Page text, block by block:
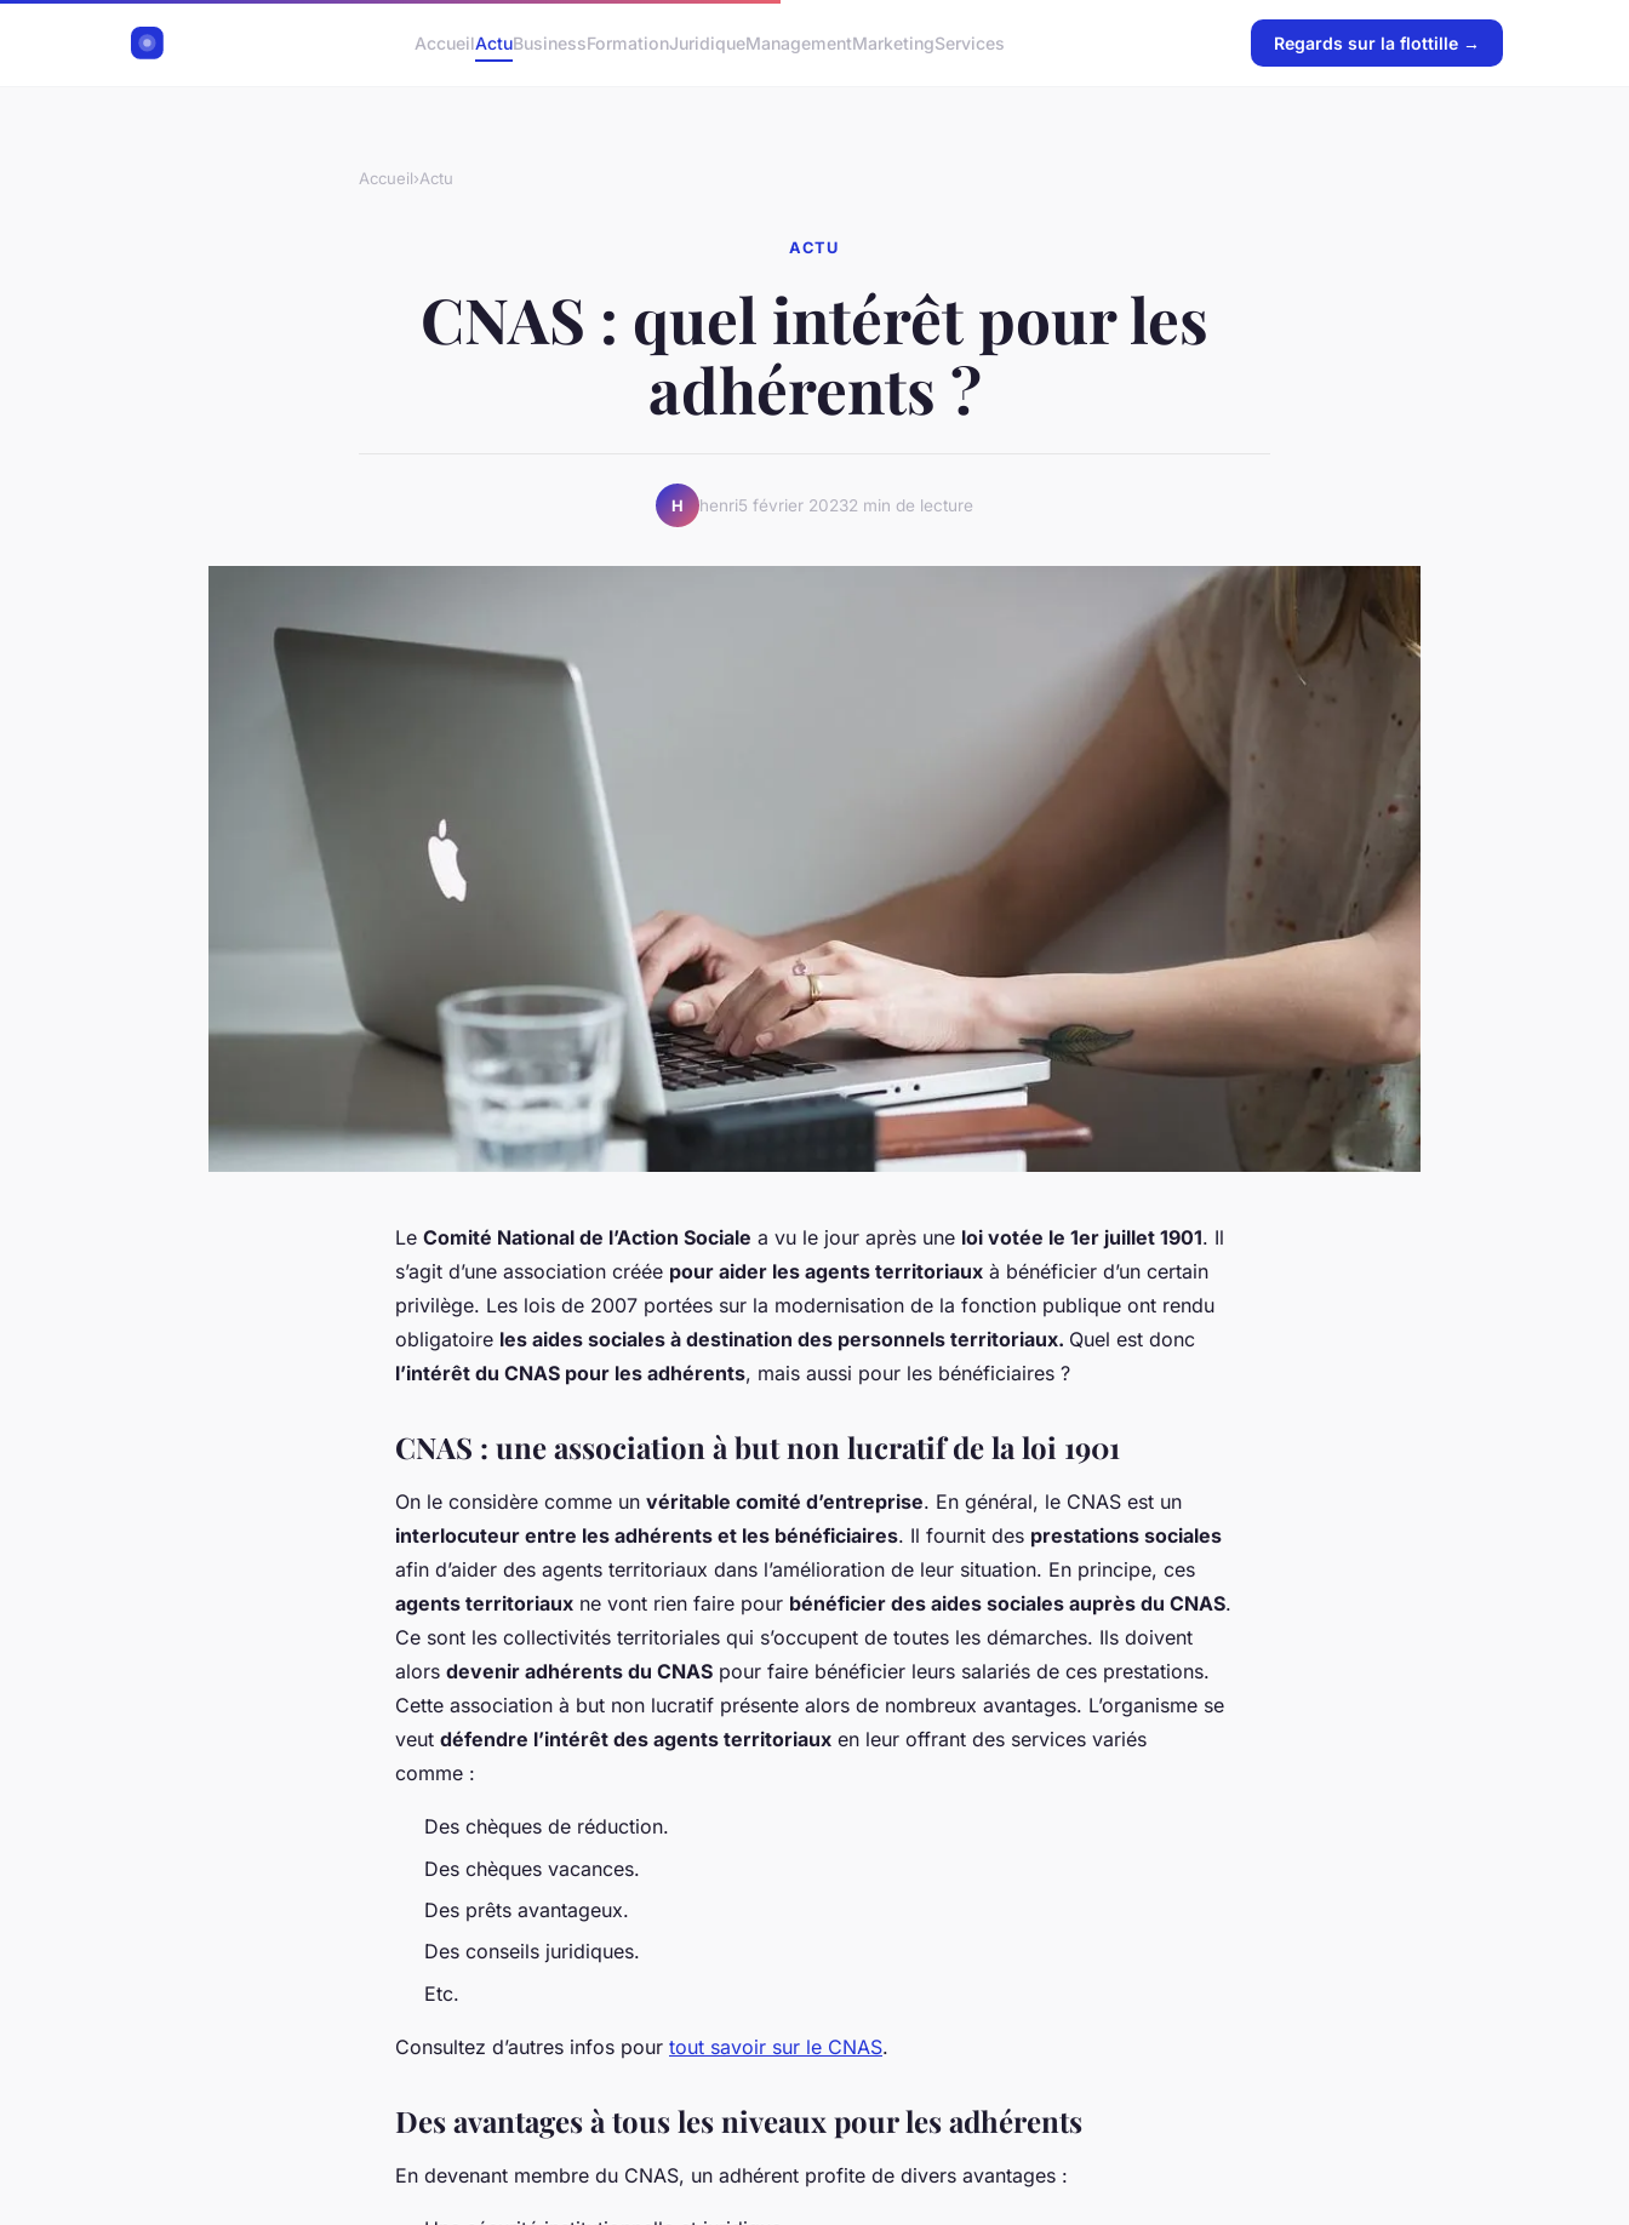
AccueilActuBusinessFormationJuridiqueManagementMarketingServices Regards sur la flottille →
Accueil›Actu
ACTU
CNAS : quel intérêt pour les
adhérents ?
H henri5 février 20232 min de lecture
Le Comité National de l’Action Sociale a vu le jour après une loi votée le 1er juillet 1901. Il
s’agit d’une association créée pour aider les agents territoriaux à bénéficier d’un certain
privilège. Les lois de 2007 portées sur la modernisation de la fonction publique ont rendu
obligatoire les aides sociales à destination des personnels territoriaux. Quel est donc
l’intérêt du CNAS pour les adhérents, mais aussi pour les bénéficiaires ?
CNAS : une association à but non lucratif de la loi 1901
On le considère comme un véritable comité d’entreprise. En général, le CNAS est un
interlocuteur entre les adhérents et les bénéficiaires. Il fournit des prestations sociales
afin d’aider des agents territoriaux dans l’amélioration de leur situation. En principe, ces
agents territoriaux ne vont rien faire pour bénéficier des aides sociales auprès du CNAS.
Ce sont les collectivités territoriales qui s’occupent de toutes les démarches. Ils doivent
alors devenir adhérents du CNAS pour faire bénéficier leurs salariés de ces prestations.
Cette association à but non lucratif présente alors de nombreux avantages. L’organisme se
veut défendre l’intérêt des agents territoriaux en leur offrant des services variés
comme :
Des chèques de réduction.
Des chèques vacances.
Des prêts avantageux.
Des conseils juridiques.
Etc.
Consultez d’autres infos pour tout savoir sur le CNAS.
Des avantages à tous les niveaux pour les adhérents
En devenant membre du CNAS, un adhérent profite de divers avantages :